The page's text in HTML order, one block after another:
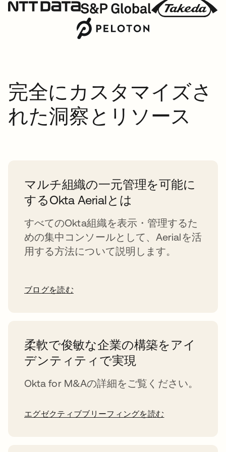
完全にカスタマイズさ
れた洞察とリソース
マルチ組織の一元管理を可能に
するOkta Aerialとは
すべてのOkta組織を表示・管理するた
めの集中コンソールとして、Aerialを活
用する方法について説明します。
ブログを読む
柔軟で俊敏な企業の構築をアイ
デンティティで実現
Okta for M&Aの詳細をご覧ください。
エグゼクティブブリーフィングを読む